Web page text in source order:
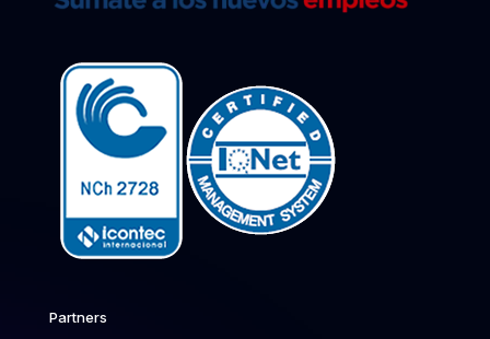
Partners